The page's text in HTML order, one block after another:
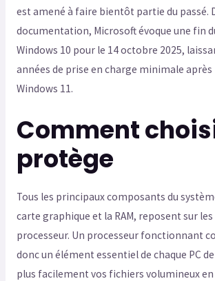
est amené à faire bientôt partie du passé.
documentation, Microsoft évoque une fin
Windows 10 pour le 14 octobre 2025,
années de prise en charge minimale après
Windows 11.
Comment
protège
Tous les principaux composants du
carte graphique et la RAM, reposent sur
processeur. Un processeur fonctionnant
donc un élément essentiel de chaque PC
plus facilement vos fichiers volumineux